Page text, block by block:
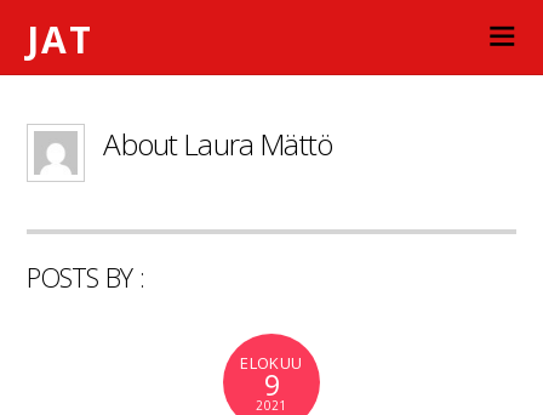
JAT
AboutLaura Mättö
POSTS BY :
ELOKUU
9
2021